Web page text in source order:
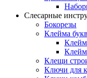
Слесарные
Бокорезы
Клейма
Клещи
Ключи для